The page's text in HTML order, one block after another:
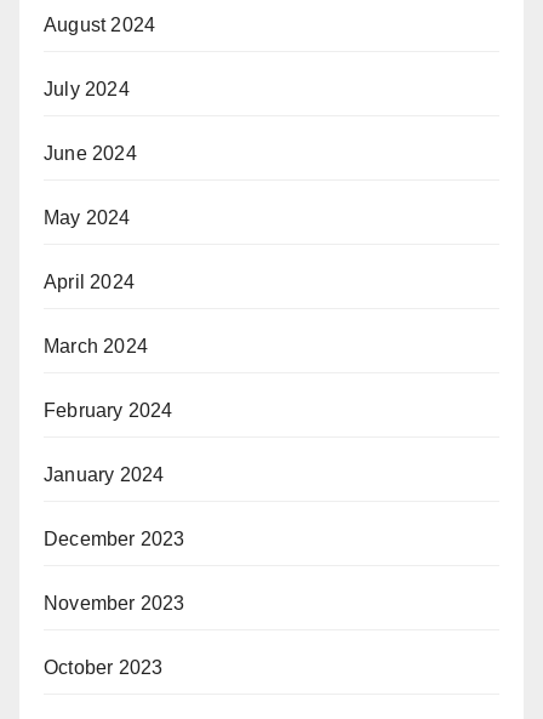
August 2024
July 2024
June 2024
May 2024
April 2024
March 2024
February 2024
January 2024
December 2023
November 2023
October 2023